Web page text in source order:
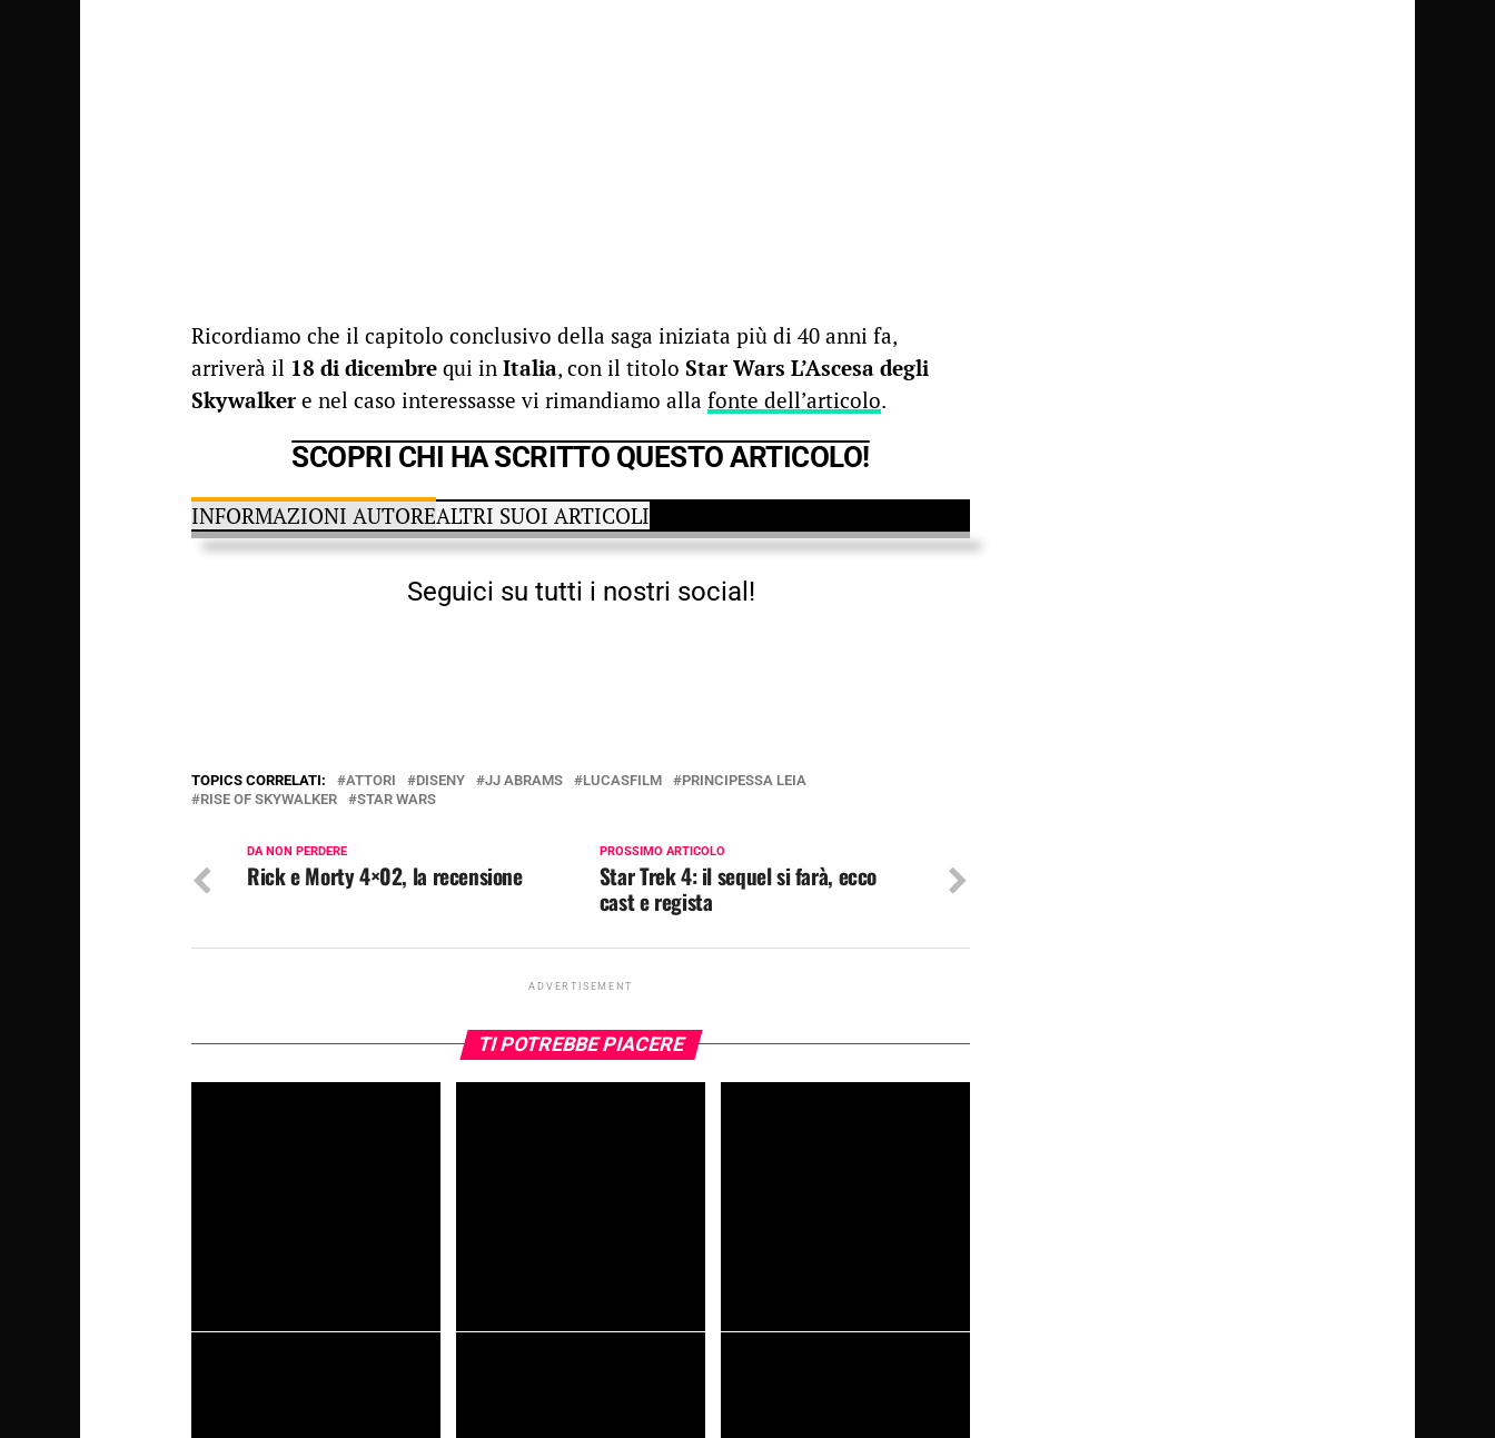
Ricordiamo che il capitolo conclusivo della saga iniziata più di 40 anni fa,
arriverà il 18 di dicembre qui in Italia, con il titolo Star Wars L’Ascesa degli
Skywalker e nel caso interessasse vi rimandiamo alla fonte dell’articolo.
SCOPRI CHI HA SCRITTO QUESTO ARTICOLO!
INFORMAZIONI AUTOREALTRI SUOI ARTICOLI
Seguici su tutti i nostri social!
TOPICS CORRELATI: ATTORI DISENY JJ ABRAMS LUCASFILM
PRINCIPESSA LEIA
RISE OF SKYWALKER
STAR WARS
PROSSIMO ARTICOLO
Star Trek 4: il sequel si farà, ecco
cast e regista
DA NON PERDERE
Rick e Morty 4×02, la recensione
ADVERTISEMENT
TI POTREBBE PIACERE